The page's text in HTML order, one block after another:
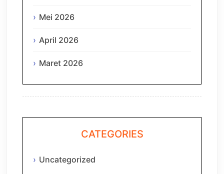
Mei 2026
April 2026
Maret 2026
CATEGORIES
Uncategorized